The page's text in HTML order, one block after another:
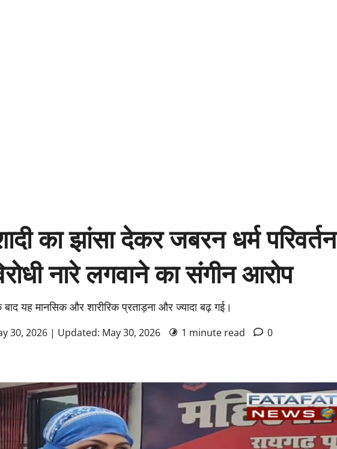
का झांसा देकर जबरन धर्म परिवर्तन
नारे लगवाने का संगीन आरोप
यह मानसिक और शारीरिक प्रताड़ना और ज्यादा बढ़ गई।
30, 2026 | Updated: May 30, 2026 1 minute read 0